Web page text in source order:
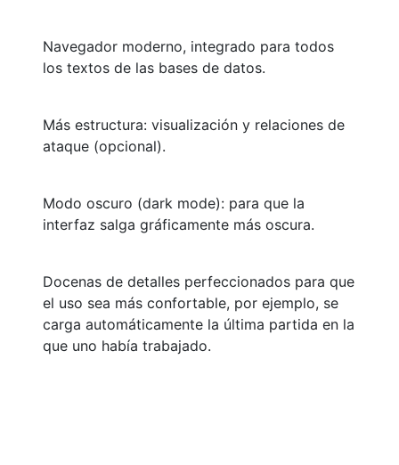
Navegador moderno, integrado para todos
los textos de las bases de datos.
Más estructura: visualización y relaciones de
ataque (opcional).
Modo oscuro (dark mode): para que la
interfaz salga gráficamente más oscura.
Docenas de detalles perfeccionados para que
el uso sea más confortable, por ejemplo, se
carga automáticamente la última partida en la
que uno había trabajado.